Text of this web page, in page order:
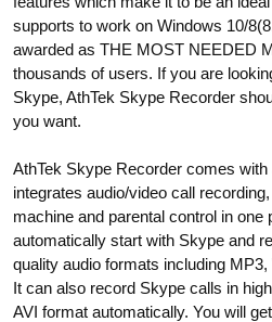
supports to work on Windows 10/
awarded as THE MOST NEEDED
thousands of users. If you are
Skype, AthTek Skype Recorder
you want.
AthTek Skype Recorder comes
integrates audio/video call
machine and parental control in one
automatically start with Skype and
quality audio formats including
It can also record Skype calls in
AVI format automatically. You will